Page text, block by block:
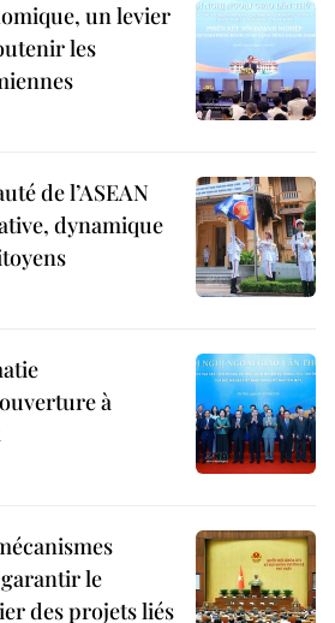
un levier
les
de l’ASEAN
dynamique
à
le
des projets liés